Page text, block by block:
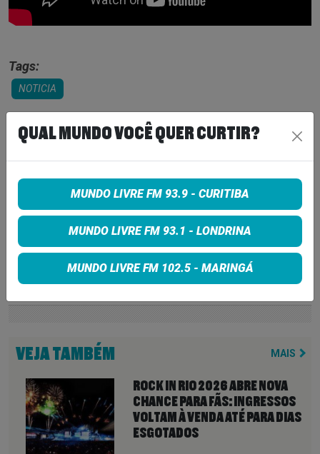
Tags:
NOTICIA
COMPARTILHE
Share on Facebook
Share on Twitter
Share on Google+
VEJA TAMBÉM MAIS
ROCK IN RIO 2026 ABRE NOVA
CHANCE PARA FÃS: INGRESSOS
VOLTAM À VENDA ATÉ PARA DIAS
ESGOTADOS
QUAL MUNDO VOCÊ QUER CURTIR?
MUNDO LIVRE FM 93.9 - CURITIBA
MUNDO LIVRE FM 93.1 - LONDRINA
MUNDO LIVRE FM 102.5 - MARINGÁ